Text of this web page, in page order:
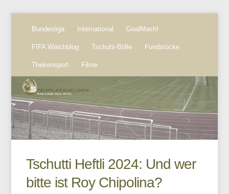
Bundesliga International GoalMash!
FIFA Watchblog Tschutti-Bölle Fundstücke
Thekensport Filme
Tschutti Heftli 2024: Und wer
bitte ist Roy Chipolina?